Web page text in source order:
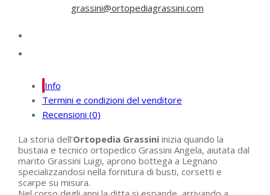
grassini@ortopediagrassini.com
Info
Termini e condizioni del venditore
Recensioni (0)
La storia dell’Ortopedia Grassiniinizia quando la
bustaia e tecnico ortopedico Grassini Angela, aiutata dal
marito Grassini Luigi, aprono bottega a Legnano
specializzandosi nella fornitura di busti, corsetti e
scarpe su misura.